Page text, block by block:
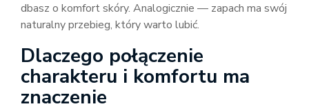
dbasz o komfort skóry. Analogicznie — zapach ma swój
naturalny przebieg, który warto lubić.
Dlaczego połączenie
charakteru i komfortu ma
znaczenie